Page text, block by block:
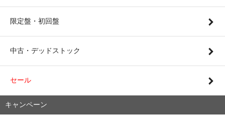
限定盤・初回盤
中古・デッドストック
セール
キャンペーン